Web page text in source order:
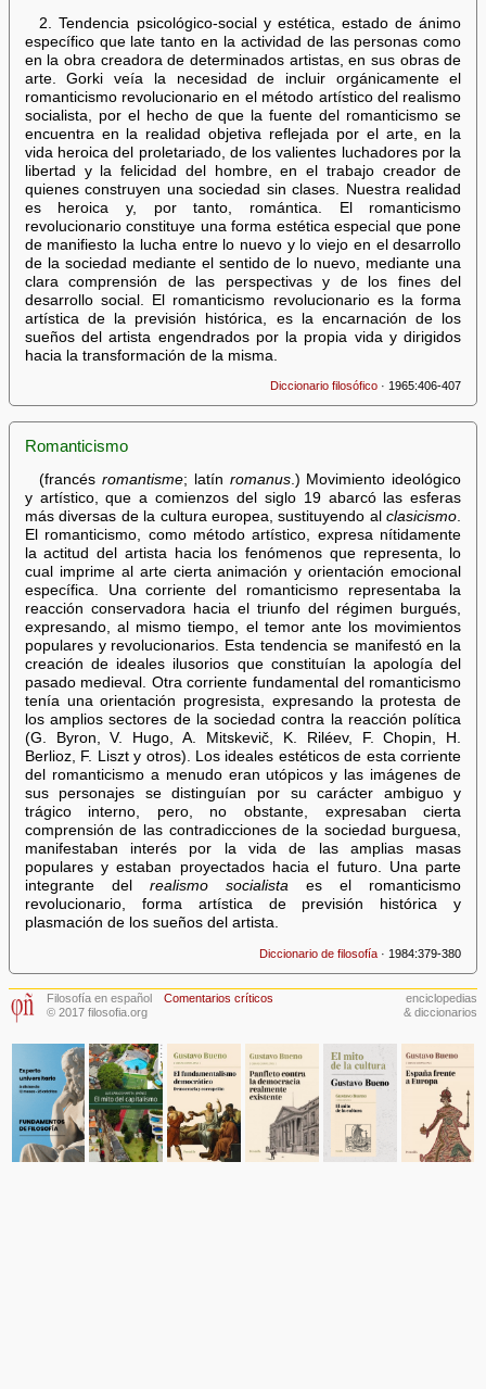
2. Tendencia psicológico-social y estética, estado de ánimo
específico que late tanto en la actividad de las personas como
en la obra creadora de determinados artistas, en sus obras de
arte. Gorki veía la necesidad de incluir orgánicamente el
romanticismo revolucionario en el método artístico del realismo
socialista, por el hecho de que la fuente del romanticismo se
encuentra en la realidad objetiva reflejada por el arte, en la
vida heroica del proletariado, de los valientes luchadores por la
libertad y la felicidad del hombre, en el trabajo creador de
quienes construyen una sociedad sin clases. Nuestra realidad
es heroica y, por tanto, romántica. El romanticismo
revolucionario constituye una forma estética especial que pone
de manifiesto la lucha entre lo nuevo y lo viejo en el desarrollo
de la sociedad mediante el sentido de lo nuevo, mediante una
clara comprensión de las perspectivas y de los fines del
desarrollo social. El romanticismo revolucionario es la forma
artística de la previsión histórica, es la encarnación de los
sueños del artista engendrados por la propia vida y dirigidos
hacia la transformación de la misma.
Diccionario filosófico · 1965:406-407
Romanticismo
(francésromantisme; latín romanus.) Movimiento ideológico
y artístico, que a comienzos del siglo 19 abarcó las esferas
más diversas de la cultura europea, sustituyendo alclasicismo.
El romanticismo, como método artístico, expresa nítidamente
la actitud del artista hacia los fenómenos que representa, lo
cual imprime al arte cierta animación y orientación emocional
específica. Una corriente del romanticismo representaba la
reacción conservadora hacia el triunfo del régimen burgués,
expresando, al mismo tiempo, el temor ante los movimientos
populares y revolucionarios. Esta tendencia se manifestó en la
creación de ideales ilusorios que constituían la apología del
pasado medieval. Otra corriente fundamental del romanticismo
tenía una orientación progresista, expresando la protesta de
los amplios sectores de la sociedad contra la reacción política
(G. Byron, V. Hugo, A. Mitskevič, K. Riléev, F. Chopin, H.
Berlioz, F. Liszt y otros). Los ideales estéticos de esta corriente
del romanticismo a menudo eran utópicos y las imágenes de
sus personajes se distinguían por su carácter ambiguo y
trágico interno, pero, no obstante, expresaban cierta
comprensión de las contradicciones de la sociedad burguesa,
manifestaban interés por la vida de las amplias masas
populares y estaban proyectados hacia el futuro. Una parte
integrante del realismo socialista es el romanticismo
revolucionario, forma artística de previsión histórica y
plasmación de los sueños del artista.
Diccionario de filosofía · 1984:379-380
Filosofía en español
© 2017 filosofia.org
Comentarios críticos
enciclopedias
& diccionarios